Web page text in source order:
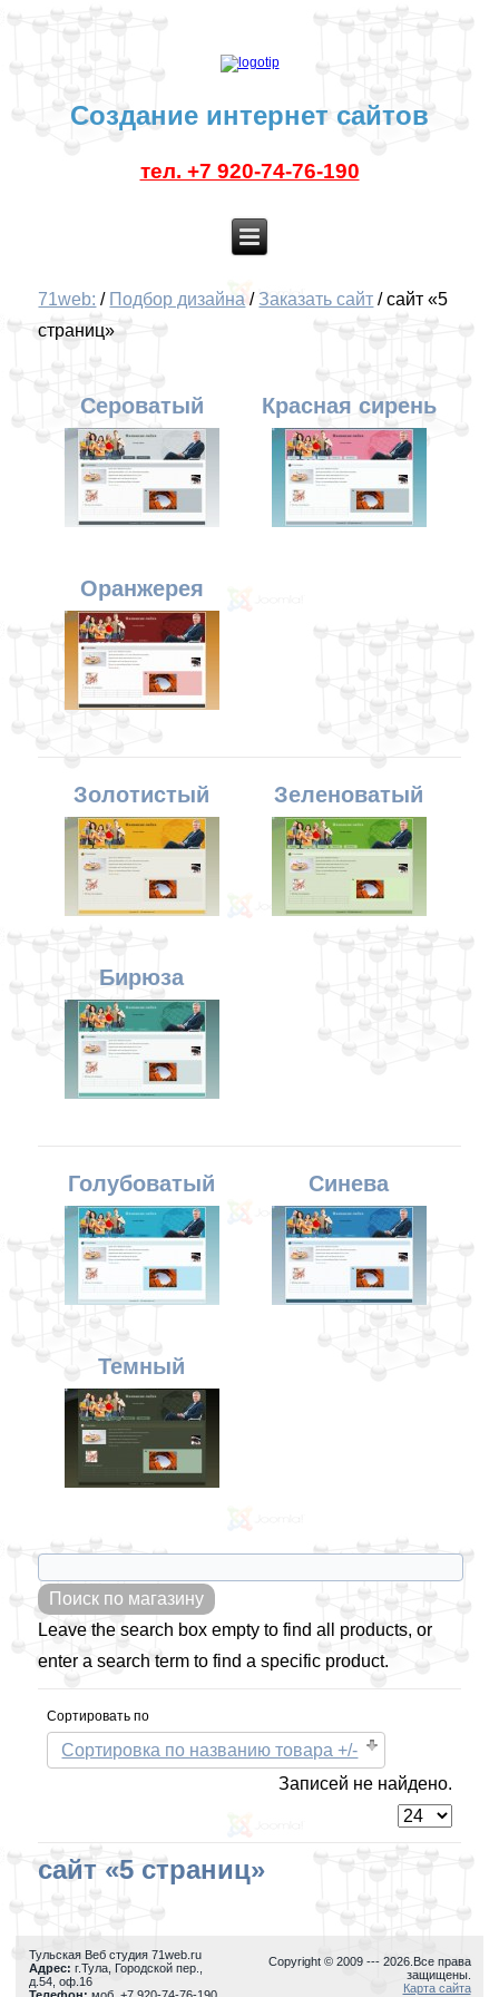
Создание интернет сайтов
тел. +7 920-74-76-190
71web: / Подбор дизайна / Заказать сайт /сайт «5
страниц»
Сероватый Красная сирень
Оранжерея
Золотистый Зеленоватый
Бирюза
Голубоватый Синева
Темный
Leave the search box empty to find all products, or
enter a search term to find a specific product.
Сортировать по
Сортировка по названию товара +/-
Записей не найдено.
сайт «5 страниц»
Тульская Веб студия 71web.ru
Адрес: г.Тула, Городской пер.,
д.54, оф.16
Copyright © 2009 --- 2026.Все права
защищены.
Карта сайта